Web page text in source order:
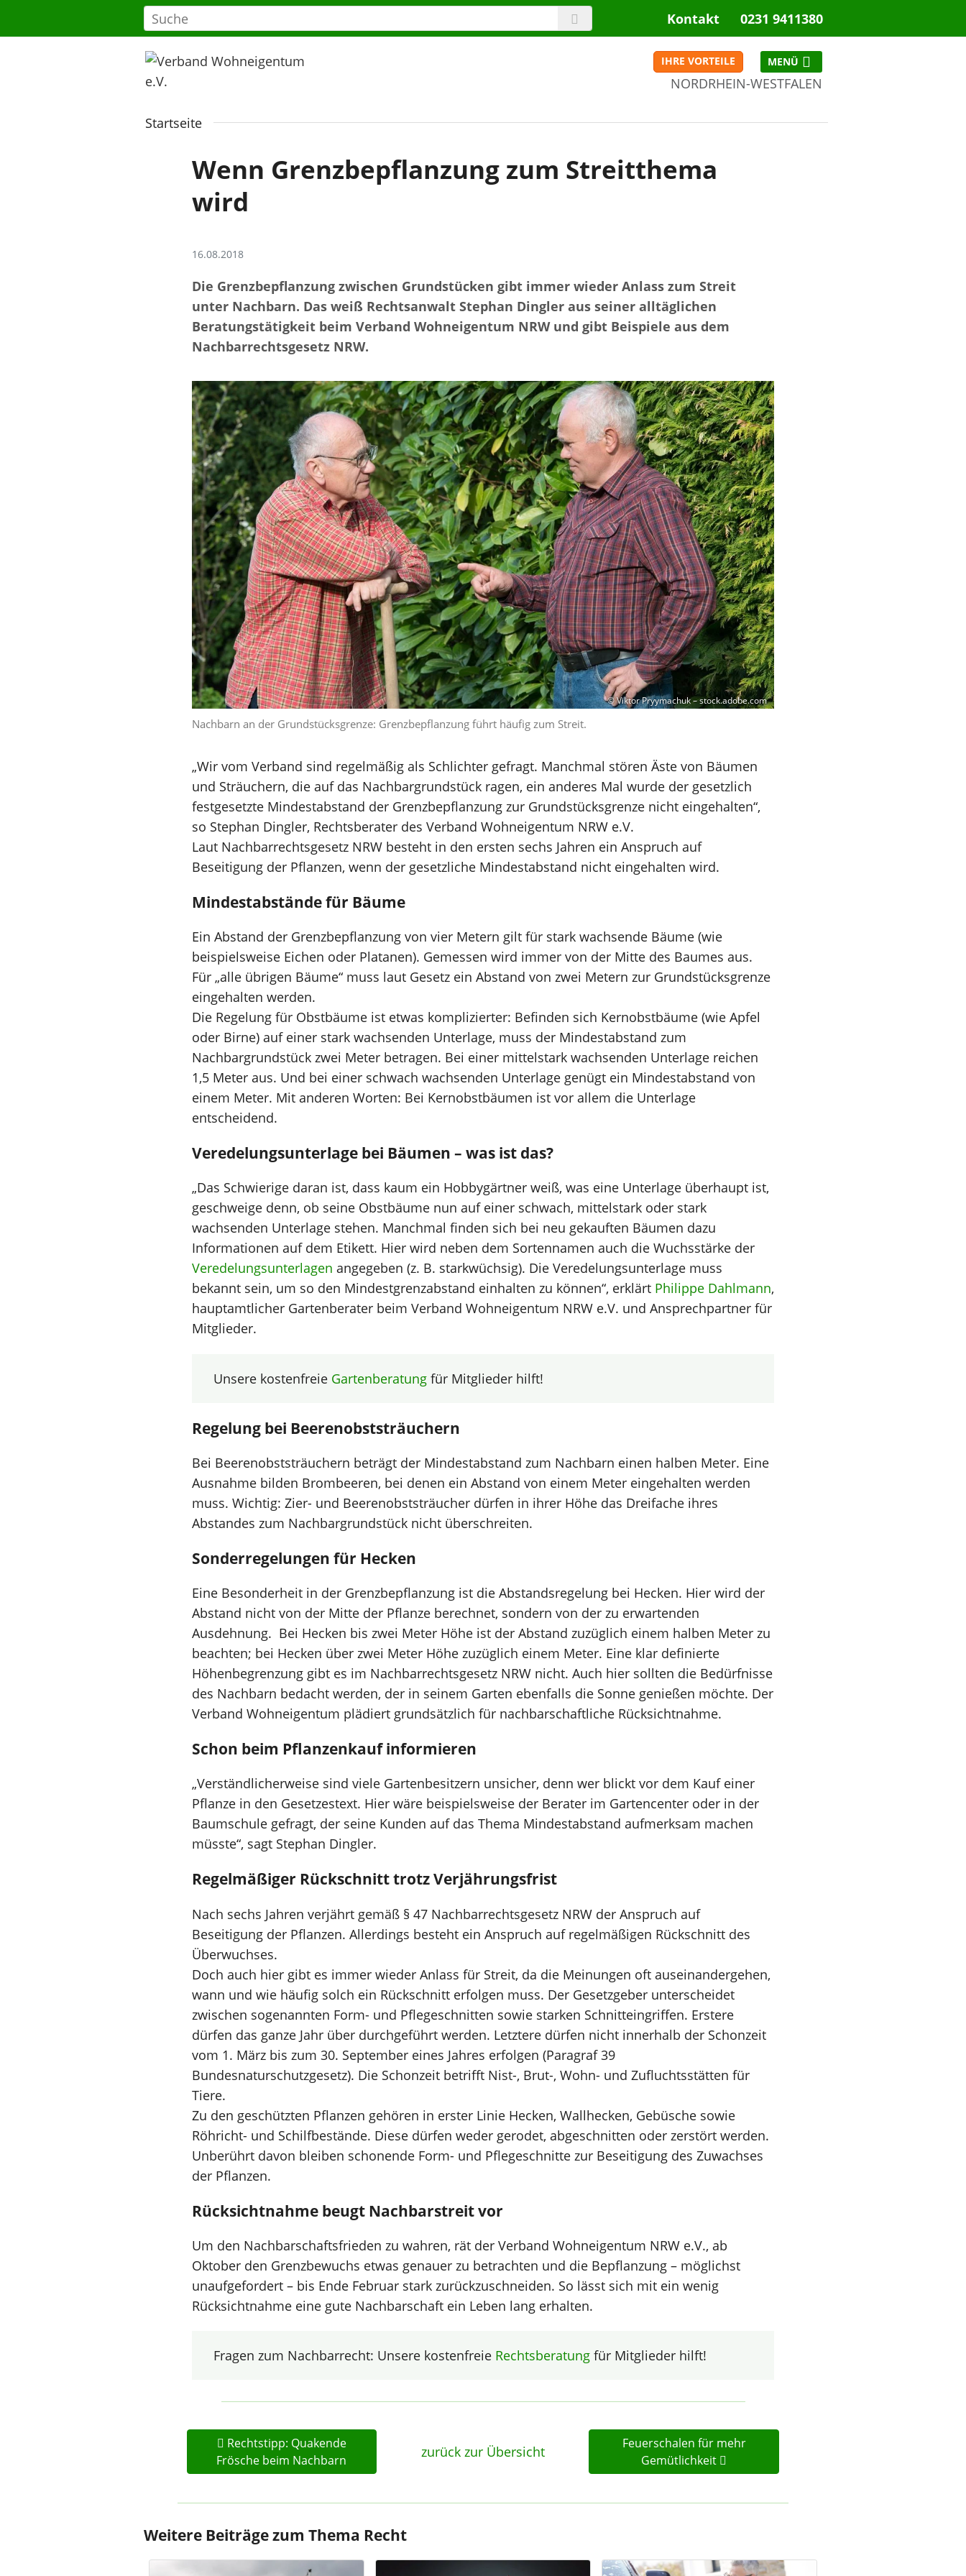
Kontakt 0231 9411380
IHRE VORTEILE
NORDRHEIN-WESTFALEN
Startseite
Wenn Grenzbepflanzung zum Streitthema
wird
16.08.2018
Die Grenzbepflanzung zwischen Grundstücken gibt immer wieder Anlass zum Streit
unter Nachbarn. Das weiß Rechtsanwalt Stephan Dingler aus seiner alltäglichen
Beratungstätigkeit beim Verband Wohneigentum NRW und gibt Beispiele aus dem
Nachbarrechtsgesetz NRW.
© Viktor Pryymachuk – stock.adobe.com
Nachbarn an der Grundstücksgrenze: Grenzbepflanzung führt häufig zum Streit.
„Wir vom Verband sind regelmäßig als Schlichter gefragt. Manchmal stören Äste von Bäumen
und Sträuchern, die auf das Nachbargrundstück ragen, ein anderes Mal wurde der gesetzlich
festgesetzte Mindestabstand der Grenzbepflanzung zur Grundstücksgrenze nicht eingehalten“,
so Stephan Dingler, Rechtsberater des Verband Wohneigentum NRW e.V.
Laut Nachbarrechtsgesetz NRW besteht in den ersten sechs Jahren ein Anspruch auf
Beseitigung der Pflanzen, wenn der gesetzliche Mindestabstand nicht eingehalten wird.
Mindestabstände für Bäume
Ein Abstand der Grenzbepflanzung von vier Metern gilt für stark wachsende Bäume (wie
beispielsweise Eichen oder Platanen). Gemessen wird immer von der Mitte des Baumes aus.
Für „alle übrigen Bäume“ muss laut Gesetz ein Abstand von zwei Metern zur Grundstücksgrenze
eingehalten werden.
Die Regelung für Obstbäume ist etwas komplizierter: Befinden sich Kernobstbäume (wie Apfel
oder Birne) auf einer stark wachsenden Unterlage, muss der Mindestabstand zum
Nachbargrundstück zwei Meter betragen. Bei einer mittelstark wachsenden Unterlage reichen
1,5 Meter aus. Und bei einer schwach wachsenden Unterlage genügt ein Mindestabstand von
einem Meter. Mit anderen Worten: Bei Kernobstbäumen ist vor allem die Unterlage
entscheidend.
Veredelungsunterlage bei Bäumen – was ist das?
„Das Schwierige daran ist, dass kaum ein Hobbygärtner weiß, was eine Unterlage überhaupt ist,
geschweige denn, ob seine Obstbäume nun auf einer schwach, mittelstark oder stark
wachsenden Unterlage stehen. Manchmal finden sich bei neu gekauften Bäumen dazu
Informationen auf dem Etikett. Hier wird neben dem Sortennamen auch die Wuchsstärke der
Veredelungsunterlagen angegeben (z. B. starkwüchsig). Die Veredelungsunterlage muss
bekannt sein, um so den Mindestgrenzabstand einhalten zu können“, erklärt Philippe Dahlmann,
hauptamtlicher Gartenberater beim Verband Wohneigentum NRW e.V. und Ansprechpartner für
Mitglieder.
Unsere kostenfreie Gartenberatung für Mitglieder hilft!
Regelung bei Beerenobststräuchern
Bei Beerenobststräuchern beträgt der Mindestabstand zum Nachbarn einen halben Meter. Eine
Ausnahme bilden Brombeeren, bei denen ein Abstand von einem Meter eingehalten werden
muss. Wichtig: Zier- und Beerenobststräucher dürfen in ihrer Höhe das Dreifache ihres
Abstandes zum Nachbargrundstück nicht überschreiten.
Sonderregelungen für Hecken
Eine Besonderheit in der Grenzbepflanzung ist die Abstandsregelung bei Hecken. Hier wird der
Abstand nicht von der Mitte der Pflanze berechnet, sondern von der zu erwartenden
Ausdehnung. Bei Hecken bis zwei Meter Höhe ist der Abstand zuzüglich einem halben Meter zu
beachten; bei Hecken über zwei Meter Höhe zuzüglich einem Meter. Eine klar definierte
Höhenbegrenzung gibt es im Nachbarrechtsgesetz NRW nicht. Auch hier sollten die Bedürfnisse
des Nachbarn bedacht werden, der in seinem Garten ebenfalls die Sonne genießen möchte. Der
Verband Wohneigentum plädiert grundsätzlich für nachbarschaftliche Rücksichtnahme.
Schon beim Pflanzenkauf informieren
„Verständlicherweise sind viele Gartenbesitzern unsicher, denn wer blickt vor dem Kauf einer
Pflanze in den Gesetzestext. Hier wäre beispielsweise der Berater im Gartencenter oder in der
Baumschule gefragt, der seine Kunden auf das Thema Mindestabstand aufmerksam machen
müsste“, sagt Stephan Dingler.
Regelmäßiger Rückschnitt trotz Verjährungsfrist
Nach sechs Jahren verjährt gemäß § 47 Nachbarrechtsgesetz NRW der Anspruch auf
Beseitigung der Pflanzen. Allerdings besteht ein Anspruch auf regelmäßigen Rückschnitt des
Überwuchses.
Doch auch hier gibt es immer wieder Anlass für Streit, da die Meinungen oft auseinandergehen,
wann und wie häufig solch ein Rückschnitt erfolgen muss. Der Gesetzgeber unterscheidet
zwischen sogenannten Form- und Pflegeschnitten sowie starken Schnitteingriffen. Erstere
dürfen das ganze Jahr über durchgeführt werden. Letztere dürfen nicht innerhalb der Schonzeit
vom 1. März bis zum 30. September eines Jahres erfolgen (Paragraf 39
Bundesnaturschutzgesetz). Die Schonzeit betrifft Nist-, Brut-, Wohn- und Zufluchtsstätten für
Tiere.
Zu den geschützten Pflanzen gehören in erster Linie Hecken, Wallhecken, Gebüsche sowie
Röhricht- und Schilfbestände. Diese dürfen weder gerodet, abgeschnitten oder zerstört werden.
Unberührt davon bleiben schonende Form- und Pflegeschnitte zur Beseitigung des Zuwachses
der Pflanzen.
Rücksichtnahme beugt Nachbarstreit vor
Um den Nachbarschaftsfrieden zu wahren, rät der Verband Wohneigentum NRW e.V., ab
Oktober den Grenzbewuchs etwas genauer zu betrachten und die Bepflanzung – möglichst
unaufgefordert – bis Ende Februar stark zurückzuschneiden. So lässt sich mit ein wenig
Rücksichtnahme eine gute Nachbarschaft ein Leben lang erhalten.
Fragen zum Nachbarrecht: Unsere kostenfreie Rechtsberatung für Mitglieder hilft!
Rechtstipp: Quakende
Frösche beim Nachbarn
zurück zur Übersicht
Feuerschalen für mehr
Gemütlichkeit
Weitere Beiträge zum Thema Recht